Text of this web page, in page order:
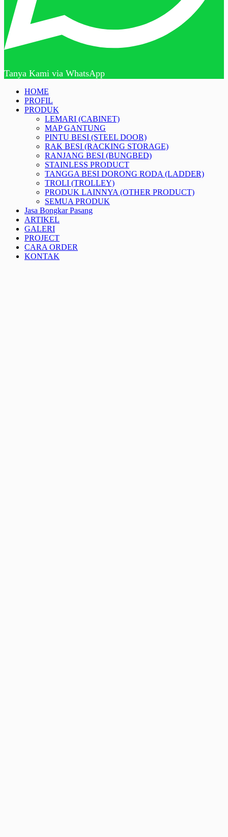
Tanya Kami via WhatsApp
HOME
PROFIL
PRODUK
LEMARI (CABINET)
MAP GANTUNG
PINTU BESI (STEEL DOOR)
RAK BESI (RACKING STORAGE)
RANJANG BESI (BUNGBED)
STAINLESS PRODUCT
TANGGA BESI DORONG RODA (LADDER)
TROLI (TROLLEY)
PRODUK LAINNYA (OTHER PRODUCT)
SEMUA PRODUK
Jasa Bongkar Pasang
ARTIKEL
GALERI
PROJECT
CARA ORDER
KONTAK